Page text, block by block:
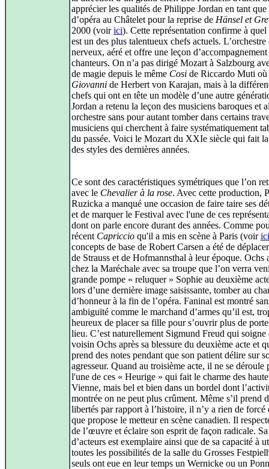
apprécier les qualités de Philippe Jordan en tant que
d’opéra au Châtelet pour la reprise de Hänsel et
2000 (voirici). Cette représentation confirme à
est un des plus talentueux chefs actuels. L’orchestre
nerveux, aéré et offre une leçon d’accompagnement
chanteurs. On n’a pas dirigé Mozart à Salzbourg
de magie depuis le même Cosi de Riccardo Muti
Giovanni de Herbert von Karajan, mais à la
chefs qui ont en tête un modèle d’une autre
Jordan a retenu la leçon des musiciens baroques et
orchestre sans pour autant tomber dans certains
musiciens qui cherchent à faire systématiquement
du passée. Voici le Mozart du XXIe siècle qui fait la
des styles des dernières années.
Ce sont des caractéristiques symétriques que l’on
avec le Chevalier à la rose. Avec cette production,
Ruzicka a manqué une occasion de faire taire ses
et de marquer le Festival avec l'une de ces
dont on parle encore durant des années. Comme
récent Capriccio qu'il a mis en scène à Paris (voirici
concepts de base de Robert Carsen a été de
de Strauss et de Hofmannsthal à leur époque. Ochs
chez la Maréchale avec sa troupe que l’on verra
grande pompe « reluquer » Sophie au deuxième
lors d’une dernière image saisissante, tomber au
d’honneur à la fin de l’opéra. Faninal est montré
ambiguïté comme le marchand d’armes qu’il est,
heureux de placer sa fille pour s’ouvrir plus de
lieu. C’est naturellement Sigmund Freud qui soigne
voisin Ochs après sa blessure du deuxième acte et
prend des notes pendant que son patient délire sur
agresseur. Quand au troisième acte, il ne se déroule
l'une de ces « Heurige » qui fait le charme des
Vienne, mais bel et bien dans un bordel dont
montrée on ne peut plus crûment. Même s’il prend
libertés par rapport à l’histoire, il n’y a rien de forcé
que propose le metteur en scène canadien. Il
de l’œuvre et éclaire son esprit de façon radicale.
d’acteurs est exemplaire ainsi que de sa capacité à
toutes les possibilités de la salle du Grosses
seuls ont eue en leur temps un Wernicke ou un